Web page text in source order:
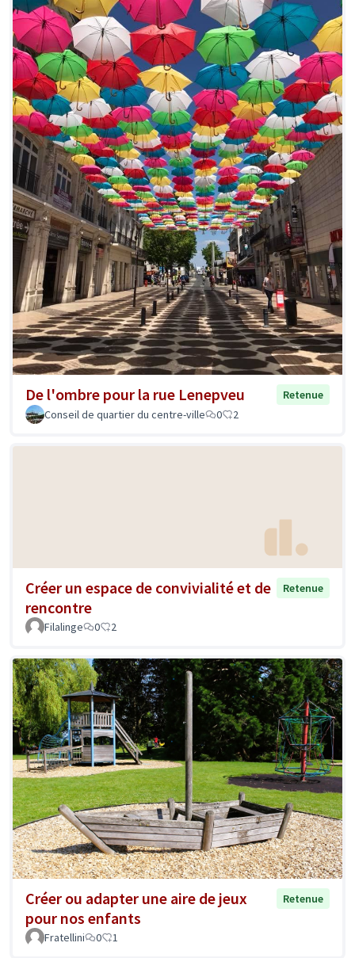
De l'ombre pour la rue Lenepveu
Retenue
Conseil de quartier du centre-ville
0 2
Créer un espace de convivialité et de
rencontre
Retenue
Filalinge 0 2
Créer ou adapter une aire de jeux
pour nos enfants
Retenue
Fratellini 0 1